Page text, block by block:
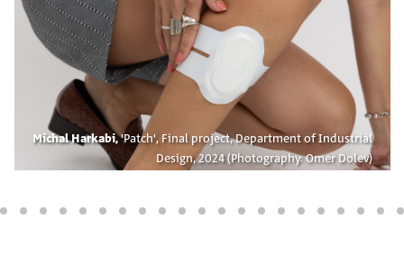
Michal Harkabi,'Patch', Final project, Department of Industrial
Design, 2024 (Photography: Omer Dolev)